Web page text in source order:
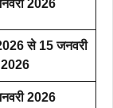
2026
से 15 जनवरी
2026
2026